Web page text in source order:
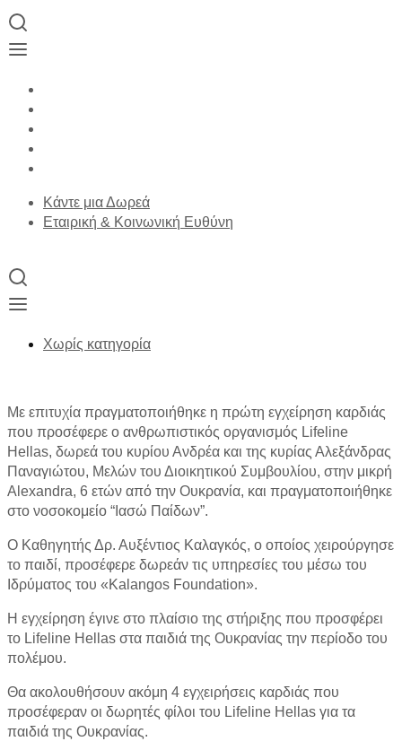
Κάντε μια Δωρεά
Εταιρική & Κοινωνική Ευθύνη
Χωρίς κατηγορία
Με επιτυχία πραγματοποιήθηκε η πρώτη εγχείρηση καρδιάς
που προσέφερε ο ανθρωπιστικός οργανισμός Lifeline
Hellas, δωρεά του κυρίου Ανδρέα και της κυρίας Αλεξάνδρας
Παναγιώτου, Μελών του Διοικητικού Συμβουλίου, στην μικρή
Αlexandra, 6 ετών από την Ουκρανία, και πραγματοποιήθηκε
στο νοσοκομείο “Ιασώ Παίδων”.
Ο Καθηγητής Δρ. Αυξέντιος Καλαγκός, ο οποίος χειρούργησε
το παιδί, προσέφερε δωρεάν τις υπηρεσίες του μέσω του
Ιδρύματος του «Kalangos Foundation».
Η εγχείρηση έγινε στο πλαίσιο της στήριξης που προσφέρει
το Lifeline Hellas στα παιδιά της Ουκρανίας την περίοδο του
πολέμου.
Θα ακολουθήσουν ακόμη 4 εγχειρήσεις καρδιάς που
προσέφεραν οι δωρητές φίλοι του Lifeline Hellas για τα
παιδιά της Ουκρανίας.